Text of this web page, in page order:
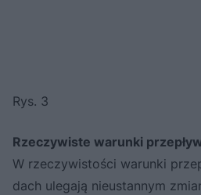
Rys. 3
Rzeczywiste warunki
W rzeczywistości warunki
dach ulegają nieustannym